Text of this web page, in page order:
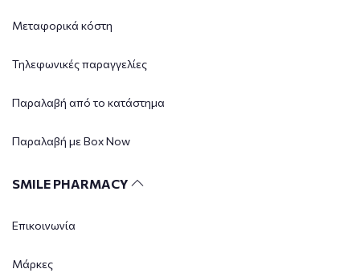
Μεταφορικά κόστη
Τηλεφωνικές παραγγελίες
Παραλαβή από το κατάστημα
Παραλαβή με Box Now
SMILE PHARMACY
Επικοινωνία
Μάρκες